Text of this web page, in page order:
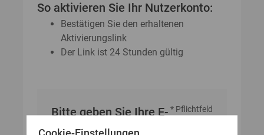
So aktivieren Sie Ihr Nutzerkonto:
Bestätigen Sie den erhaltenen
Aktivierungslink
Der Link ist 24 Stunden gültig
* Pflichtfeld
Bitte geben Sie Ihre E-
Mail-Adresse an